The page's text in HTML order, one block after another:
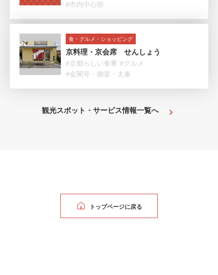
#市内中心部
食・グルメ・ショッピング
京料理・京会席 せんしょう
#京都らしい食事 #グルメ
#金閣寺・御室・太秦
観光スポット・サービス情報一覧へ
トップページに戻る